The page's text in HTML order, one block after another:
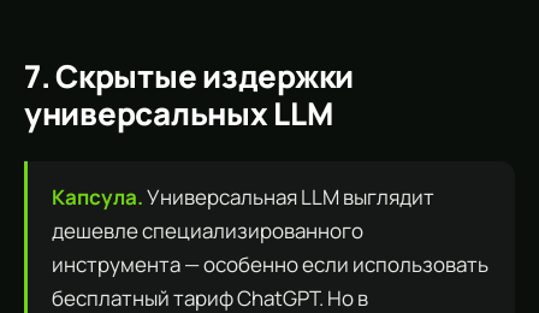
7. Скрытые издержки
универсальных LLM
Капсула.Универсальная LLM выглядит
дешевле специализированного
инструмента — особенно если использовать
бесплатный тариф ChatGPT. Но в